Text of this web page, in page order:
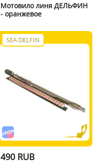
Мотовило линя ДЕЛЬФИН
- оранжевое
SEA DELFIN
490 RUB